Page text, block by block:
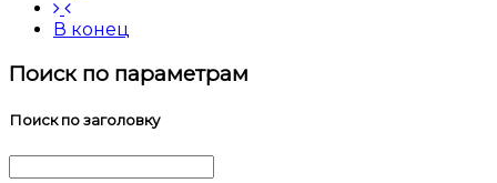
В конец
Поиск по параметрам
Поиск по заголовку